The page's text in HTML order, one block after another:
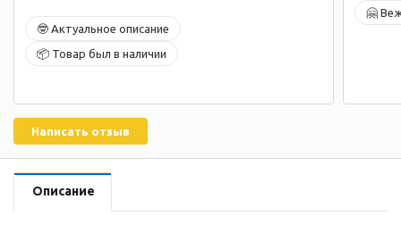
🤓 Актуальное описание
📦 Товар был в наличии
🤗
Написать отзыв
Описание